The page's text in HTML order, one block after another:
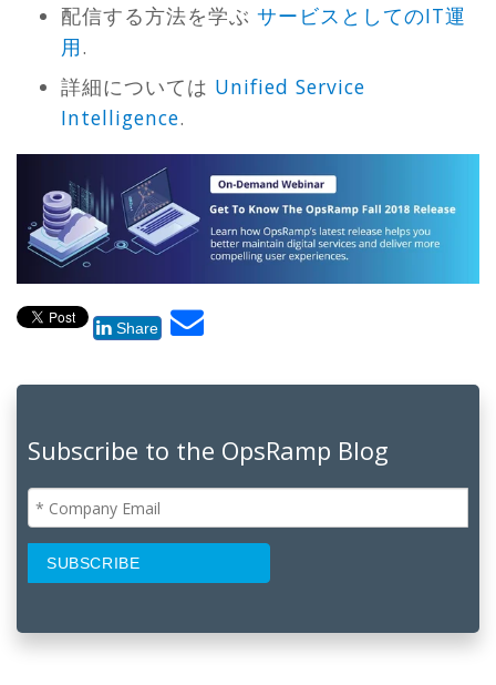
配信する方法を学ぶ サービスとしてのIT運
用.
詳細については Unified Service
Intelligence.
Share
Subscribe to the OpsRamp Blog